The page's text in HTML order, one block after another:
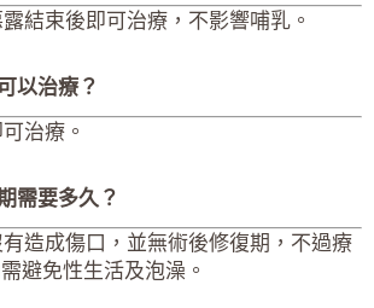
結束後即可治療，不影響哺乳。
以治療？
治療。
需要多久？
造成傷口，並無術後修復期，不過療
避免性生活及泡澡。​​